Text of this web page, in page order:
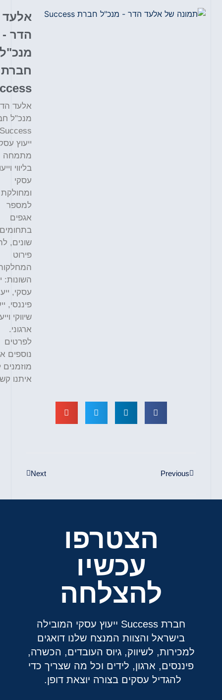
אלעד
הדר -
מנכ"ל
חברת
Success
אלעד הדר
מנכ"ל חברת
Success
ייעוץ עסקי
מתמחה
בליווי וייעוץ
עסקי
ומחולקת
למספר
אגפים
בתחומים
שונים, להלן
פירוט
המחלקות
השונות: ייעוץ
עסקי, ייעוץ
פיננסי, ייעוץ
שיווקי וייעוץ
ארגוני.
לפרטים
נוספים אתם
מוזמנים לצור
איתנו קשר.
Previous
הצטרפו
עכשיו
להצלחה
חברת Success ייעוץ עסקי המובילה
בישראל והצוות המנצח שלנו דואגים
למכירות, לשיווק, גיוס העובדים, הכשרה,
פיננסים, ארגון, לידים וכל מה שצריך כדי
להגדיל עסקים בצורה יוצאת דופן.